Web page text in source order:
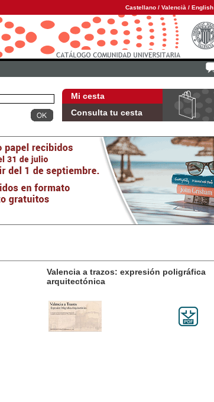
Castellano / Valencià / English
Mi cesta
Consulta tu cesta
Valencia a trazos: expresión poligráfica
arquitectónica